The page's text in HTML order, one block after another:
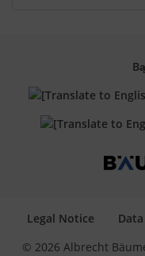
© 2026 Albrecht
Legal Notice